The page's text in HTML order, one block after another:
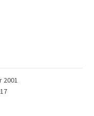
2001